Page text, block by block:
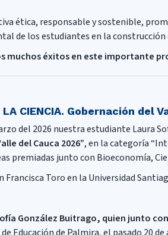
ética, responsable y sostenible,
de los estudiantes en la construcción
muchos éxitos en este importante
LA CIENCIA. Gobernación
del 2026 nuestra estudiante Laura
del Cauca 2026”, en la categoría
premiadas junto con Bioeconomía,
Toro en la Universidad
González Buitrago, quien junto